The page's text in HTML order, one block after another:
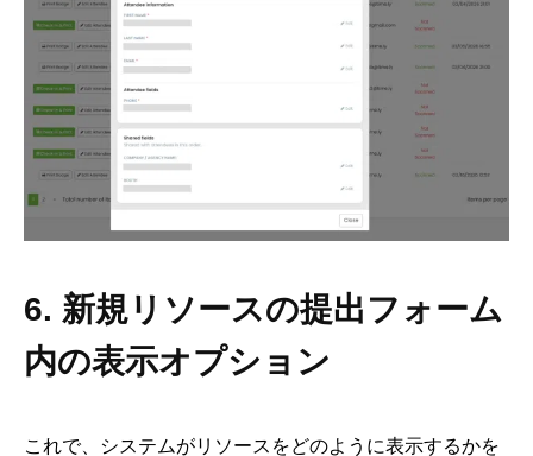
6. 新規リソースの提出フォーム
内の表示オプション
これで、システムがリソースをどのように表示するかを